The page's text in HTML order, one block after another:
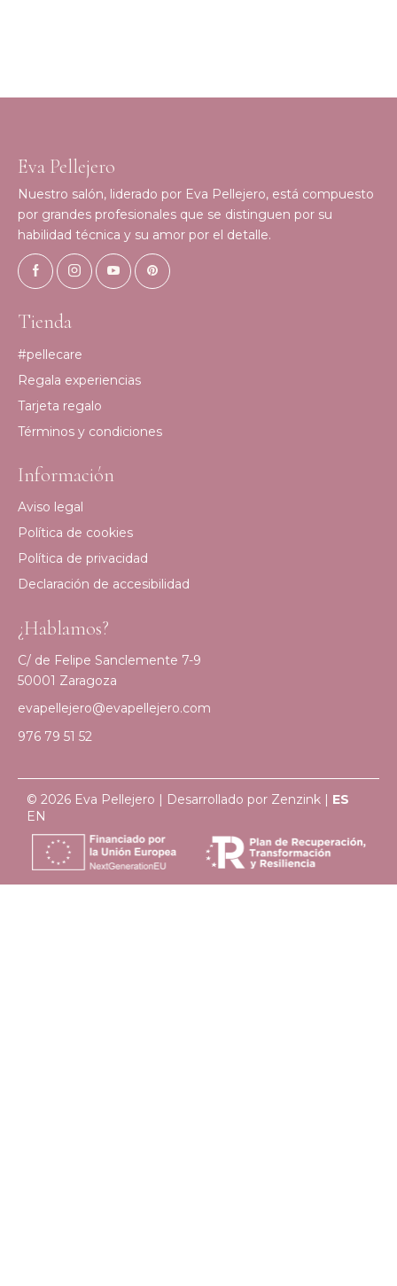
Eva Pellejero
Nuestro salón, liderado por Eva Pellejero, está compuesto
por grandes profesionales que se distinguen por su
habilidad técnica y su amor por el detalle.
Tienda
#pellecare
Regala experiencias
Tarjeta regalo
Términos y condiciones
Información
Aviso legal
Política de cookies
Política de privacidad
Declaración de accesibilidad
¿Hablamos?
C/ de Felipe Sanclemente 7-9
50001 Zaragoza
evapellejero@evapellejero.com
976 79 51 52
© 2026 Eva Pellejero | Desarrollado por Zenzink | ES
EN